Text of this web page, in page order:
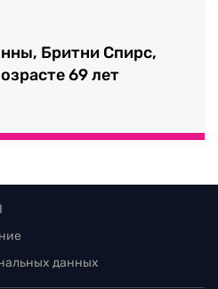
Бритни Спирс,
69 лет
данных